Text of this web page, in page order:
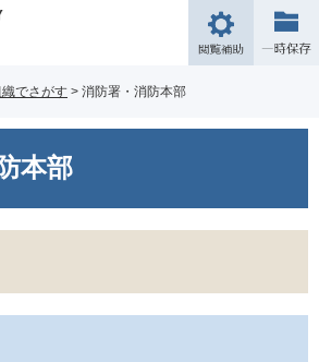
閲
覧
でさがす > 消防署・消防本部
本部